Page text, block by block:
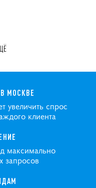
МОСКВЕ
увеличить спрос
клиента
максимально
запросов